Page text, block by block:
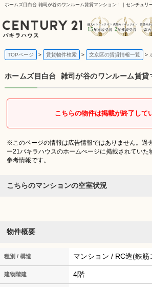
ホームズ目白台 雑司が谷のワンルーム賃貸マンション！｜センチュリ
TOPページ 賃貸物件検索 文京区の賃貸情報一覧
ホームズ目白台 雑司が谷のワンルーム賃貸
こちらの物件は掲載が終了して
※このページの情報は広告情報ではありません。過
ー21パキラハウスのホームぺージに掲載されていた
参考情報です。
こちらのマンションの空室状況
物件概要
種別 / 構造 マンション / RC造(鉄筋
建物階建 4階